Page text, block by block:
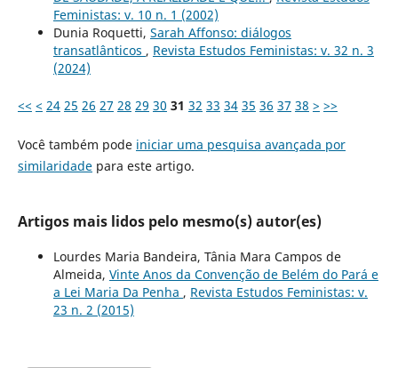
Feministas: v. 10 n. 1 (2002)
Dunia Roquetti, Sarah Affonso: diálogos
transatlânticos , Revista Estudos Feministas: v. 32 n. 3
(2024)
<< < 24 25 26 27 28 29 30 31 32 33 34 35 36 37 38 > >>
Você também pode iniciar uma pesquisa avançada por
similaridadepara este artigo.
Artigos mais lidos pelo mesmo(s) autor(es)
Lourdes Maria Bandeira, Tânia Mara Campos de
Almeida, Vinte Anos da Convenção de Belém do Pará e
a Lei Maria Da Penha , Revista Estudos Feministas: v.
23 n. 2 (2015)